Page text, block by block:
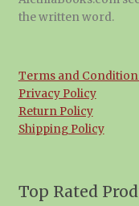
the written word.
Terms and
Privacy Policy
Return Policy
Shipping Policy
Top Rated